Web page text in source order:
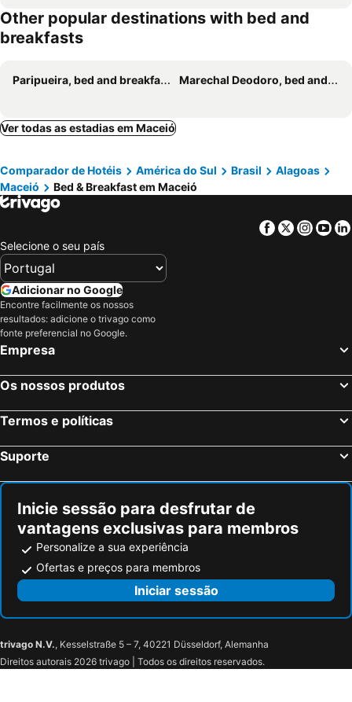
Other popular destinations with bed and
breakfasts
Paripueira, bed and breakfasts Marechal Deodoro, bed and breakfasts
Ver todas as estadias em Maceió
Comparador de Hotéis América do Sul Brasil
Alagoas
Maceió
Bed & Breakfast em Maceió
Facebook
Twitter
Selecione o seu país
Adicionar no Google
Encontre facilmente os nossos
resultados: adicione o trivago como
fonte preferencial no Google.
Empresa
Os nossos produtos
Termos e políticas
Suporte
Inicie sessão para desfrutar de
vantagens exclusivas para membros
Personalize a sua experiência
Ofertas e preços para membros
Iniciar sessão
trivago N.V., Kesselstraße 5 – 7, 40221 Düsseldorf, Alemanha
Direitos autorais 2026 trivago | Todos os direitos reservados.